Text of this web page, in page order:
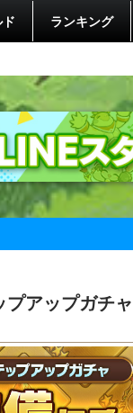
ランキング
アップガチャ